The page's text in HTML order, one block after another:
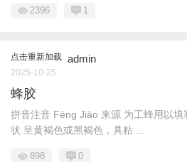
2396 1
点击重新加载 admin
2025-10-25
蜂胶
拼音注音 Fēnɡ Jiāo 来源 为工蜂用以
状 呈黄褐色或黑褐色，具粘 ...
898 0